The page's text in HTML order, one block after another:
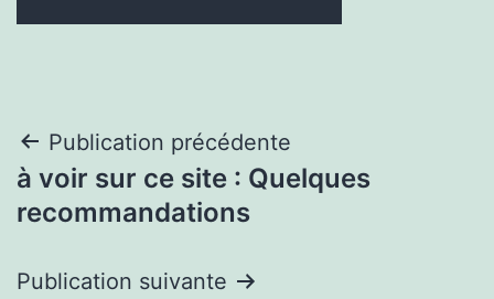
Navigation
de
Publication précédente
à voir sur ce site : Quelques
recommandations
Publication suivante